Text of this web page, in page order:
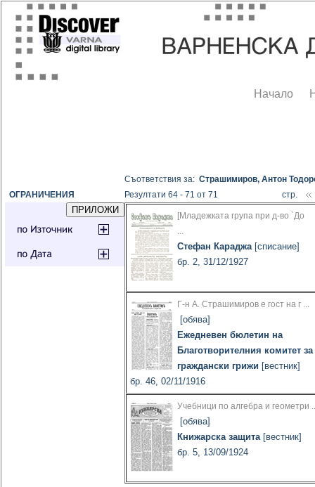
Начало
ОГРАНИЧЕНИЯ
Съответствия за:Страшимиров, Антон
Резултати 64 - 71 от 71
стр.
[Младежката група при д-во `До
...
Стефан Караджа[списание]
бр. 2, 31/12/1927
Г-н А. Страшимиров е гост на г ...
[обява]
Ежедневен бюлетин на
Благотворителния комитет за
граждански грижи [вестник]
бр. 46, 02/11/1916
Учебници по алгебра и геометри
[обява]
Книжарска защита[вестник]
бр. 5, 13/09/1924